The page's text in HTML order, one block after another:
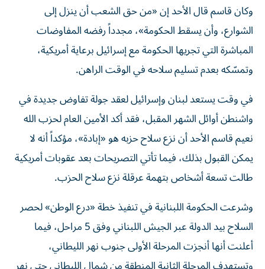
وكان قاسم قال الأحد إن «من حق الشعب أن ينزل إلى
الشوارع، وأن يسقط الحكومة»، مجدداً رفضه المفاوضات
المباشرة التي تجريها الحكومة مع إسرائيل برعاية أمريكية،
وتمسّكه بعدم تسليم سلاحه في الوقت الراهن.
في وقت يستعد لبنان وإسرائيل لعقد جولة تفاوض جديدة في
واشنطن أوائل الشهر المقبل، فقد أكد الأمين العام لحزب الله
نعيم قاسم الأحد أن نزع سلاح حزبه هو «إبادة»، مؤكداً أنه لا
يمكن القبول بذلك، فيما تأتي التصريحات بعد عقوبات أمريكية
طالت تسعة أشخاص بتهمة عرقلة نزع سلاح الحزب.
وشرعت الحكومة اللبنانية في تنفيذ خطة «درع الوطن» لحصر
السلاح بيد الدولة عبر الجيش اللبناني وفق 5 مراحل، فيما
أعلنت أنها أنجزت المرحلة الأولى جنوب نهر الليطاني،